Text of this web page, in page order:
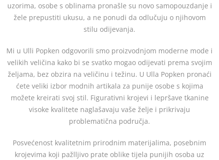
uzorima, osobe s oblinama pronašle su novo samopouzdanje i
žele prepustiti ukusu, a ne ponudi da odlučuju o njihovom
stilu odijevanja.
Mi u Ulli Popken odgovorili smo proizvodnjom moderne mode i
velikih veličina kako bi se svatko mogao odijevati prema svojim
željama, bez obzira na veličinu i težinu. U Ulla Popken pronaći
ćete veliki izbor modnih artikala za punije osobe s kojima
možete kreirati svoj stil. Figurativni krojevi i lepršave tkanine
visoke kvalitete naglašavaju vaše želje i prikrivaju
problematična područja.
Posvećenost kvalitetnim prirodnim materijalima, posebnim
krojevima koji pažlljivo prate oblike tijela punijih osoba uz